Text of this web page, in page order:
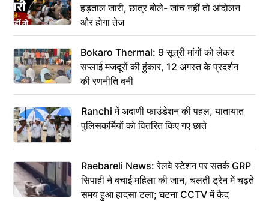
हड़ताल जारी, छात्र बोले- जांच नहीं तो आंदोलन
और होगा तेज
Bokaro Thermal: 9 सूत्री मांगों को लेकर
सप्लाई मजदूरों की हुंकार, 12 अगस्त के प्रदर्शन
की रणनीति बनी
Ranchi में अदाणी फाउंडेशन की पहल, यातायात
पुलिसकर्मियों को वितरित किए गए छाते
Raebareli News: रेलवे स्टेशन पर सतर्क GRP
सिपाही ने बचाई महिला की जान, चलती ट्रेन में चढ़ते
समय हुआ हादसा टला; घटना CCTV में कैद